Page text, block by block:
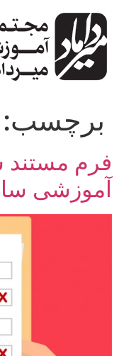
محتوا
برچسب:
فرم مستند
آموزشی سال